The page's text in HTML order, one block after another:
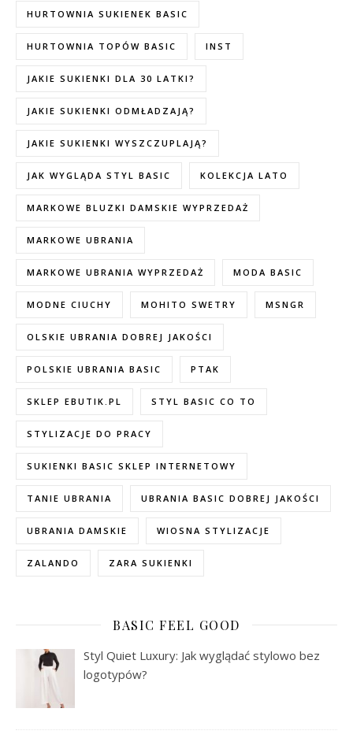
HURTOWNIA SUKIENEK BASIC
HURTOWNIA TOPÓW BASIC INST
JAKIE SUKIENKI DLA 30 LATKI?
JAKIE SUKIENKI ODMŁADZAJĄ?
JAKIE SUKIENKI WYSZCZUPLAJĄ?
JAK WYGLĄDA STYL BASIC KOLEKCJA LATO
MARKOWE BLUZKI DAMSKIE WYPRZEDAŻ
MARKOWE UBRANIA
MARKOWE UBRANIA WYPRZEDAŻ MODA BASIC
MODNE CIUCHY MOHITO SWETRY MSNGR
OLSKIE UBRANIA DOBREJ JAKOŚCI
POLSKIE UBRANIA BASIC PTAK
SKLEP EBUTIK.PL STYL BASIC CO TO
STYLIZACJE DO PRACY
SUKIENKI BASIC SKLEP INTERNETOWY
TANIE UBRANIA UBRANIA BASIC DOBREJ JAKOŚCI
UBRANIA DAMSKIE WIOSNA STYLIZACJE
ZALANDO ZARA SUKIENKI
BASIC FEEL GOOD
Styl Quiet Luxury: Jak wyglądać stylowo bez
logotypów?